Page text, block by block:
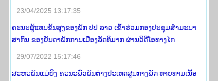
23/04/2025 13:17:35
ຄະນະຜູ້ແທນຂັ້ນສູງຂອງພັກ ປປ ລາວ ເຂົ້າຮ່ວມກອງປະຊຸມສໍາມະນາ
ສາກົນ ຂອງບັນດາພັກການເມືອງລັດທິມາກ ຜ່ານວິດີໂອທາງໄກ
29/07/2022 15:17:46
ສະຫະພັນແມ່ຍິງ ຄະນະພົວພັນຕ່າງປະເທດສູນກາງພັກ ທາບທາມເນື້ອ